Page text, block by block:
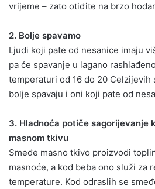
vrijeme – zato otiđite na brzo
2. Bolje spavamo
Ljudi koji pate od nesanice imaju
pa će spavanje u lagano
temperaturi od 16 do 20 Celzijevih
bolje spavaju i oni koji pate od
3. Hladnoća potiče sagorijevanje
masnom tkivu
Smeđe masno tkivo proizvodi
masnoće, a kod beba ono služi za
temperature. Kod odraslih se